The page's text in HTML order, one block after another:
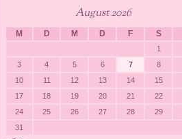
August 2026
M D M D F S
1
3
4 5 6 7 8
10
11 12 13 14 15
17
18 19 20 21 22
24
25 26 27 28 29
31